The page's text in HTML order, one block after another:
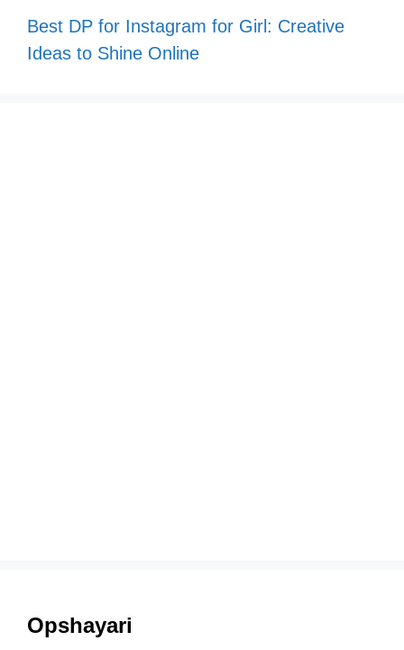
Best DP for Instagram for Girl: Creative
Ideas to Shine Online
Opshayari